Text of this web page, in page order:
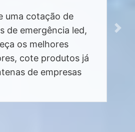
uma cotação de
de emergência led,
os melhores
cote produtos já
de empresas
Next